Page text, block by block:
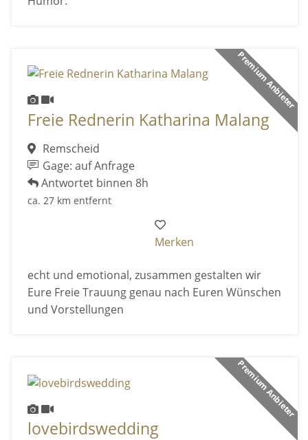
Premium Anbieter
Freie Rednerin Katharina Malang
Remscheid
Gage: auf Anfrage
Antwortet binnen 8h
ca. 27 km entfernt
Merken
echt und emotional, zusammen gestalten wir
Eure Freie Trauung genau nach Euren Wünschen
und Vorstellungen
Premium Anbieter
lovebirdswedding